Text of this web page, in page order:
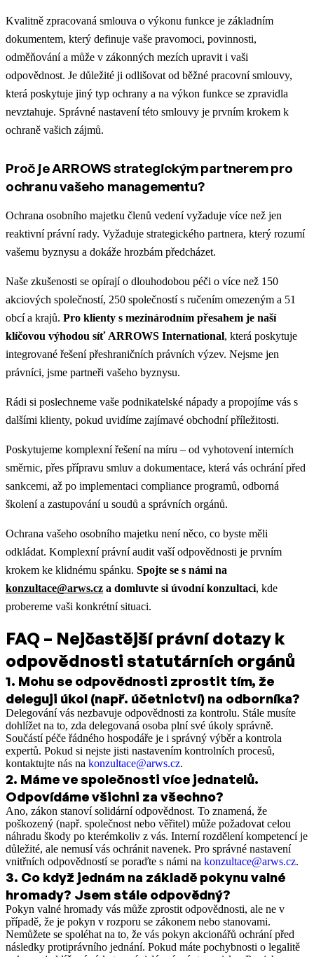
Kvalitně zpracovaná smlouva o výkonu funkce je základním
dokumentem, který definuje vaše pravomoci, povinnosti,
odměňování a může v zákonných mezích upravit i vaši
odpovědnost. Je důležité ji odlišovat od běžné pracovní smlouvy,
která poskytuje jiný typ ochrany a na výkon funkce se zpravidla
nevztahuje. Správné nastavení této smlouvy je prvním krokem k
ochraně vašich zájmů.
Proč je ARROWS strategickým partnerem pro
ochranu vašeho managementu?
Ochrana osobního majetku členů vedení vyžaduje více než jen
reaktivní právní rady. Vyžaduje strategického partnera, který rozumí
vašemu byznysu a dokáže hrozbám předcházet.
Naše zkušenosti se opírají o dlouhodobou péči o více než 150
akciových společností, 250 společností s ručením omezeným a 51
obcí a krajů. Pro klienty s mezinárodním přesahem je naší
klíčovou výhodou síť ARROWS International, která poskytuje
integrované řešení přeshraničních právních výzev. Nejsme jen
právníci, jsme partneři vašeho byznysu.
Rádi si poslechneme vaše podnikatelské nápady a propojíme vás s
dalšími klienty, pokud uvidíme zajímavé obchodní příležitosti.
Poskytujeme komplexní řešení na míru – od vyhotovení interních
směrnic, přes přípravu smluv a dokumentace, která vás ochrání před
sankcemi, až po implementaci compliance programů, odborná
školení a zastupování u soudů a správních orgánů.
Ochrana vašeho osobního majetku není něco, co byste měli
odkládat. Komplexní právní audit vaší odpovědnosti je prvním
krokem ke klidnému spánku. Spojte se s námi na
konzultace@arws.cz a domluvte si úvodní konzultaci, kde
probereme vaši konkrétní situaci.
FAQ – Nejčastější právní dotazy k
odpovědnosti statutárních orgánů
1. Mohu se odpovědnosti zprostit tím, že
deleguji úkol (např. účetnictví) na odborníka?
Delegování vás nezbavuje odpovědnosti za kontrolu. Stále musíte
dohlížet na to, zda delegovaná osoba plní své úkoly správně.
Součástí péče řádného hospodáře je i správný výběr a kontrola
expertů. Pokud si nejste jisti nastavením kontrolních procesů,
kontaktujte nás na konzultace@arws.cz.
2. Máme ve společnosti více jednatelů.
Odpovídáme všichni za všechno?
Ano, zákon stanoví solidární odpovědnost. To znamená, že
poškozený (např. společnost nebo věřitel) může požadovat celou
náhradu škody po kterémkoliv z vás. Interní rozdělení kompetencí je
důležité, ale nemusí vás ochránit navenek. Pro správné nastavení
vnitřních odpovědností se poraďte s námi na konzultace@arws.cz.
3. Co když jednám na základě pokynu valné
hromady? Jsem stále odpovědný?
Pokyn valné hromady vás může zprostit odpovědnosti, ale ne v
případě, že je pokyn v rozporu se zákonem nebo stanovami.
Nemůžete se spoléhat na to, že vás pokyn akcionářů ochrání před
následky protiprávního jednání. Pokud máte pochybnosti o legalitě